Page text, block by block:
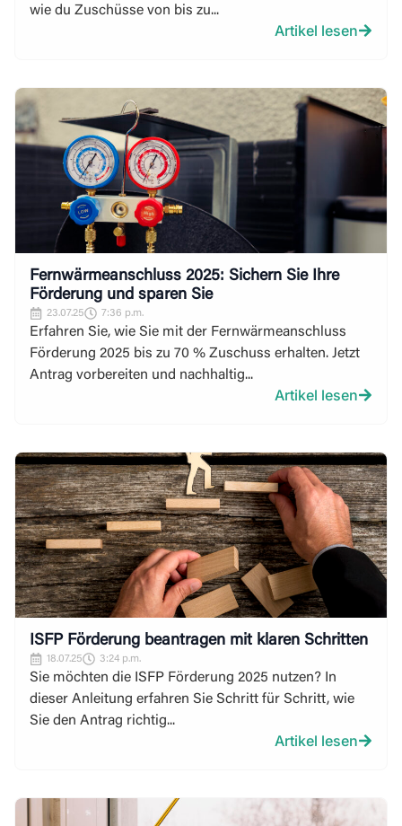
wie du Zuschüsse von bis zu...
Artikel lesen
Fernwärmeanschluss 2025: Sichern Sie Ihre
Förderung und sparen Sie
23.07.25 7:36 p.m.
Erfahren Sie, wie Sie mit der Fernwärmeanschluss
Förderung 2025 bis zu 70 % Zuschuss erhalten. Jetzt
Antrag vorbereiten und nachhaltig...
Artikel lesen
ISFP Förderung beantragen mit klaren Schritten
18.07.25 3:24 p.m.
Sie möchten die ISFP Förderung 2025 nutzen? In
dieser Anleitung erfahren Sie Schritt für Schritt, wie
Sie den Antrag richtig...
Artikel lesen